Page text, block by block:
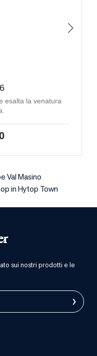
esalta la venatura
Val Masino
in Hytop Town
sui nostri prodotti e le
›